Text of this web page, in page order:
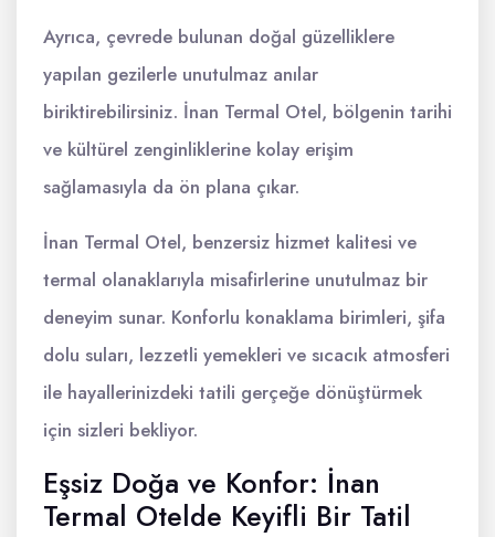
Ayrıca, çevrede bulunan doğal güzelliklere
yapılan gezilerle unutulmaz anılar
biriktirebilirsiniz. İnan Termal Otel, bölgenin tarihi
ve kültürel zenginliklerine kolay erişim
sağlamasıyla da ön plana çıkar.
İnan Termal Otel, benzersiz hizmet kalitesi ve
termal olanaklarıyla misafirlerine unutulmaz bir
deneyim sunar. Konforlu konaklama birimleri, şifa
dolu suları, lezzetli yemekleri ve sıcacık atmosferi
ile hayallerinizdeki tatili gerçeğe dönüştürmek
için sizleri bekliyor.
Eşsiz Doğa ve Konfor: İnan
Termal Otelde Keyifli Bir Tatil